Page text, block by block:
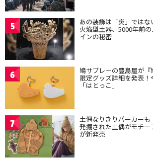
5 あの装飾は「炎」ではな
火焔型土器、5000年前
インの秘密
6 鳩サブレーの豊島屋が『
限定グッズ詳細を発表
「はとっこ」
7 土偶なりきりパーカー
発掘された土偶がモチ
が新発売